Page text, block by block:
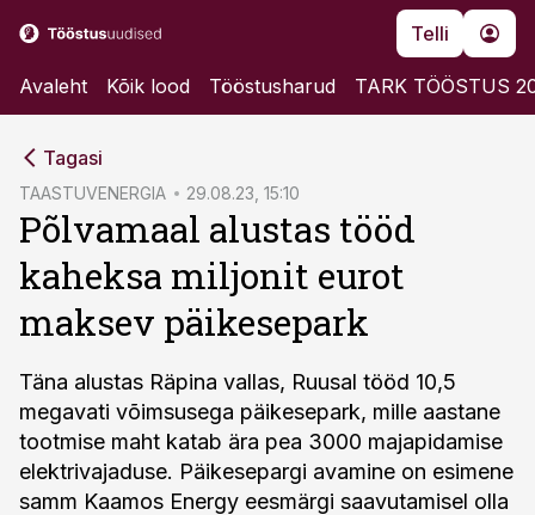
Telli
Avaleht Kõik lood Tööstusharud TARK TÖÖSTUS
Tagasi
TAASTUVENERGIA 29.08.23, 15:10
Põlvamaal alustas tööd
kaheksa miljonit eurot
maksev päikesepark
Täna alustas Räpina vallas, Ruusal tööd 10,5
megavati võimsusega päikesepark, mille aastane
tootmise maht katab ära pea 3000 majapidamise
elektrivajaduse. Päikesepargi avamine on esimene
samm Kaamos Energy eesmärgi saavutamisel olla